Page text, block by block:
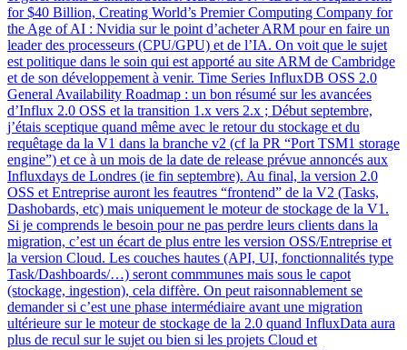
for $40 Billion, Creating World’s Premier Computing Company for
the Age of AI : Nvidia sur le point d’acheter ARM pour en faire un
leader des processeurs (CPU/GPU) et de l’IA. On voit que le sujet
est politique dans le soin qui est apporté au site ARM de Cambridge
et de son développement à venir. Time Series InfluxDB OSS 2.0
General Availability Roadmap : un bon résumé sur les avancées
d’Influx 2.0 OSS et la transition 1.x vers 2.x ; Début septembre,
j’étais sceptique quand même avec le retour du stockage et du
requêtage da la V1 dans la branche v2 (cf la PR “Port TSM1 storage
engine”) et ce à un mois de la date de release prévue annoncés aux
Influxdays de Londres (ie fin septembre). Au final, la version 2.0
OSS et Entreprise auront les feautres “frontend” de la V2 (Tasks,
Dashobards, etc) mais uniquement le moteur de stockage de la V1.
Si je comprends le besoin pour ne pas perdre leurs clients dans la
migration, c’est un écart de plus entre les version OSS/Entreprise et
la version Cloud. Les couches hautes (API, UI, fonctionnalités type
Task/Dashboards/…) seront commmunes mais sous le capot
(stockage, ingestion), cela diffère. On peut raisonnablement se
demander si c’est une phase intermédiaire avant une migration
ultérieure sur le moteur de stockage de la 2.0 quand InfluxData aura
plus de recul sur le sujet ou bien si les projets Cloud et